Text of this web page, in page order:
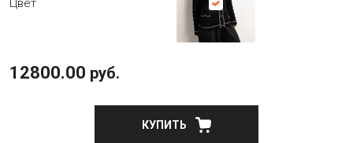
Цвет
12800.00 руб.
КУПИТЬ